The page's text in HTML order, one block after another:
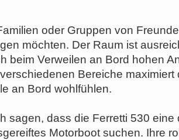
oder Gruppen von
möchten. Der Raum ist
beim Verweilen an Bord hohen
Bereiche maximiert
an Bord wohlfühlen.
sagen, dass die Ferretti 530 eine
Motorboot suchen. Ihre